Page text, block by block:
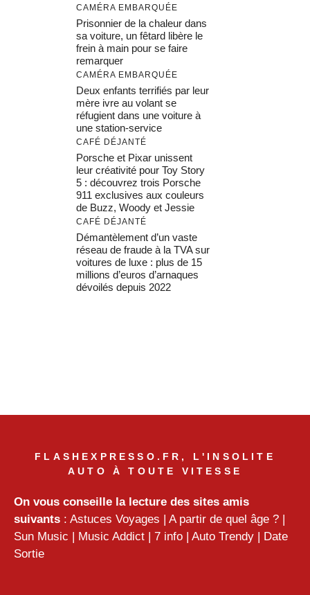
CAMÉRA EMBARQUÉE
Prisonnier de la chaleur dans
sa voiture, un fêtard libère le
frein à main pour se faire
remarquer
CAMÉRA EMBARQUÉE
Deux enfants terrifiés par leur
mère ivre au volant se
réfugient dans une voiture à
une station-service
CAFÉ DÉJANTÉ
Porsche et Pixar unissent
leur créativité pour Toy Story
5 : découvrez trois Porsche
911 exclusives aux couleurs
de Buzz, Woody et Jessie
CAFÉ DÉJANTÉ
Démantèlement d’un vaste
réseau de fraude à la TVA sur
voitures de luxe : plus de 15
millions d’euros d’arnaques
dévoilés depuis 2022
FLASHEXPRESSO.FR, L'INSOLITE
AUTO À TOUTE VITESSE
On vous conseille la lecture des sites amis
suivants : Astuces Voyages | A partir de quel âge ? |
Sun Music | Music Addict | 7 info | Auto Trendy | Date
Sortie